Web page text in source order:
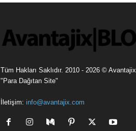
Tüm Hakları Saklıdır. 2010 - 2026 © Avantajix
"Para Dağıtan Site"
İletişim: info@avantajix.com